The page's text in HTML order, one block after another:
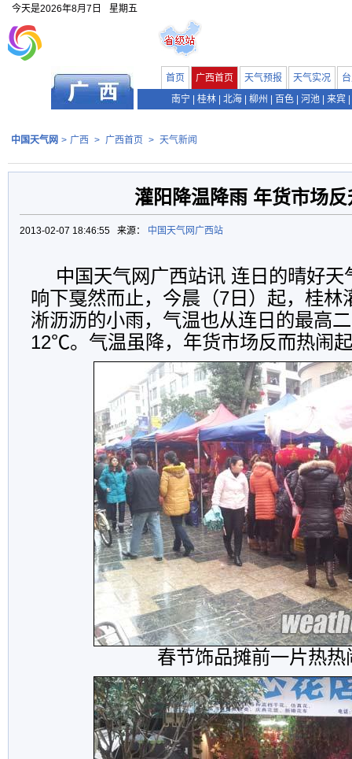
今天是2026年8月7日 星期五
首页 广西首页 天气预报 天气实况
南宁
桂林 北海 柳州 百色 河池 来宾
中国天气网 > 广西 > 广西首页 > 天气新闻
灌阳降温降雨 年货市场反
2013-02-07 18:46:55 来源： 中国天气网广西站
中国天气网广西站讯 连日的晴好天
响下戛然而止，今晨（7日）起，桂林
淅沥沥的小雨，气温也从连日的最高
12℃。气温虽降，年货市场反而热闹
春节饰品摊前一片热热